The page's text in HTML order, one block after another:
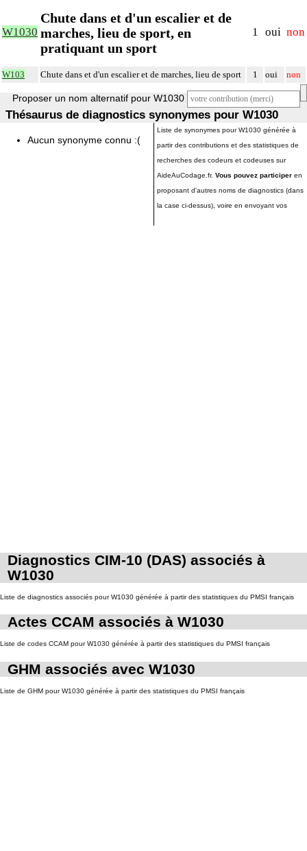
W1030
Chute dans et d'un escalier et de
marches, lieu de sport, en
pratiquant un sport
1 oui non
W103 Chute dans et d'un escalier et de marches, lieu de sport 1 oui non
Proposer un nom alternatif pour W1030
Thésaurus de diagnostics synonymes pour W1030
Aucun synonyme connu :(
Liste de synonymes pour W1030 générée à
partir des contributions et des statistiques de
recherches des codeurs et codeuses sur
AideAuCodage.fr. Vous pouvez participer en
proposant d'autres noms de diagnostics (dans
la case ci-dessus), voire en envoyant vos
Diagnostics CIM-10 (DAS) associés à
W1030
Liste de diagnostics associés pour W1030 générée à partir des statistiques du PMSI français
Actes CCAM associés à W1030
Liste de codes CCAM pour W1030 générée à partir des statistiques du PMSI français
GHM associés avec W1030
Liste de GHM pour W1030 générée à partir des statistiques du PMSI français